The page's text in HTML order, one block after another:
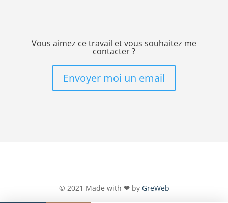
Vous aimez ce travail et vous souhaitez me
contacter ?
Envoyer moi un email
© 2021 Made with ❤by GreWeb